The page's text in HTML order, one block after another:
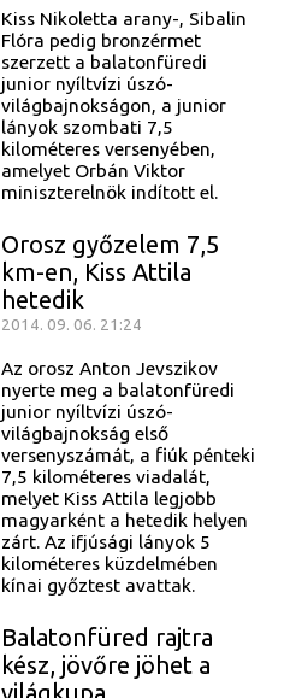
Kiss Nikoletta arany-, Sibalin
Flóra pedig bronzérmet
szerzett a balatonfüredi
junior nyíltvízi úszó-
világbajnokságon, a junior
lányok szombati 7,5
kilométeres versenyében,
amelyet Orbán Viktor
miniszterelnök indított el.
Orosz győzelem 7,5
km-en, Kiss Attila
hetedik
2014. 09. 06. 21:24
Az orosz Anton Jevszikov
nyerte meg a balatonfüredi
junior nyíltvízi úszó-
világbajnokság első
versenyszámát, a fiúk pénteki
7,5 kilométeres viadalát,
melyet Kiss Attila legjobb
magyarként a hetedik helyen
zárt. Az ifjúsági lányok 5
kilométeres küzdelmében
kínai győztest avattak.
Balatonfüred rajtra
kész, jövőre jöhet a
világkupa